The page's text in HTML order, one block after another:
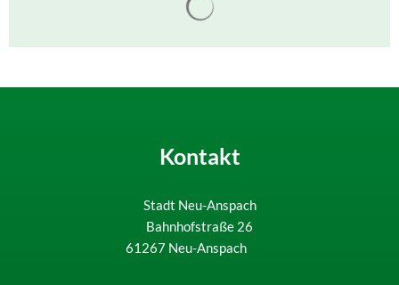
Kontakt
Stadt Neu-Anspach
Bahnhofstraße 26
61267 Neu-Anspach